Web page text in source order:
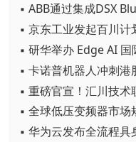
▪ 京东工业发起百川
▪ 研华举办 Edge AI 国
▪ 卡诺普机器人冲刺港
▪ 全球低压变频器市
▪ 华为云发布全流程